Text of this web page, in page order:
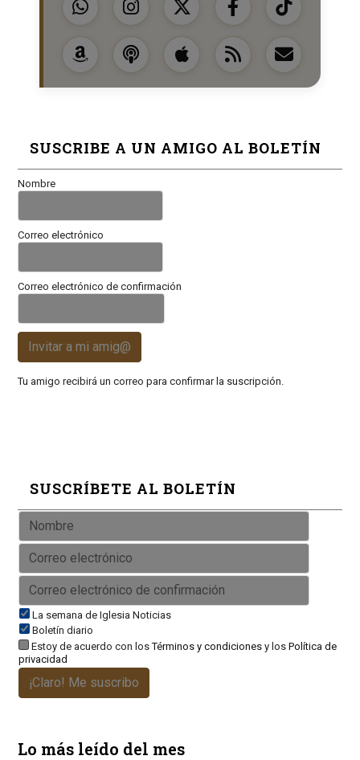
SUSCRIBE A UN AMIGO AL BOLETÍN
Nombre
Correo electrónico
Correo electrónico de confirmación
Invitar a mi amig@
Tu amigo recibirá un correo para confirmar la suscripción.
SUSCRÍBETE AL BOLETÍN
La semana de Iglesia Noticias
Boletín diario
Estoy de acuerdo con losTérminos y condicionesy los Política de
privacidad
¡Claro! Me suscribo
Lo más leído del mes